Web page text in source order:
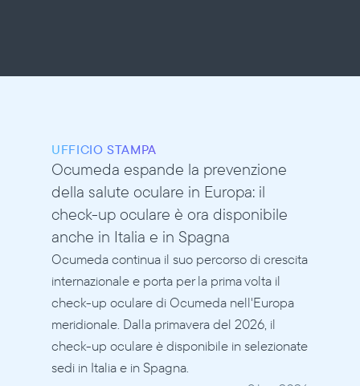
UFFICIO STAMPA
Ocumeda espande la prevenzione
della salute oculare in Europa: il
check-up oculare è ora disponibile
anche in Italia e in Spagna
Ocumeda continua il suo percorso di crescita
internazionale e porta per la prima volta il
check-up oculare di Ocumeda nell'Europa
meridionale. Dalla primavera del 2026, il
check-up oculare è disponibile in selezionate
sedi in Italia e in Spagna.